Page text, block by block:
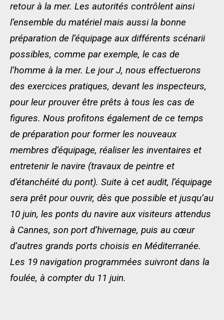
retour à la mer. Les autorités contrôlent ainsi
l’ensemble du matériel mais aussi la bonne
préparation de l’équipage aux différents scénarii
possibles, comme par exemple, le cas de
l’homme à la mer. Le jour J, nous effectuerons
des exercices pratiques, devant les inspecteurs,
pour leur prouver être prêts à tous les cas de
figures. Nous profitons également de ce temps
de préparation pour former les nouveaux
membres d’équipage, réaliser les inventaires et
entretenir le navire (travaux de peintre et
d’étanchéité du pont). Suite à cet audit, l’équipage
sera prêt pour ouvrir, dès que possible et jusqu’au
10 juin, les ponts du navire aux visiteurs attendus
à Cannes, son port d’hivernage, puis au cœur
d’autres grands ports choisis en Méditerranée.
Les 19 navigation programmées suivront dans la
foulée, à compter du 11 juin.